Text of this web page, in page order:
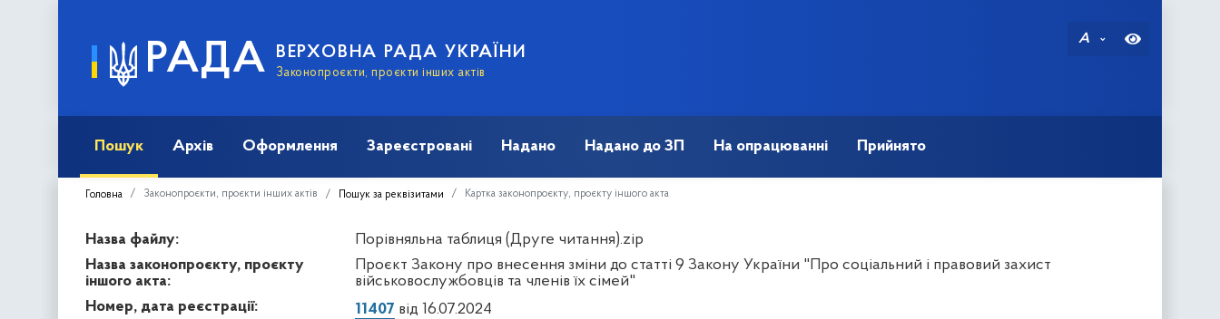
РАДА ВЕРХОВНА РАДА УКРАЇНИ
Законопроєкти, проєкти інших актів
A
Пошук Архів Оформлення Зареєстровані Надано Надано до ЗП На опрацюванні Прийнято
Головна Законопроєкти, проєкти інших актів Пошук за реквізитами Картка законопроєкту, проєкту іншого акта
Назва файлу:
Порівняльна таблиця (Друге читання).zip
Назва законопроєкту, проєкту
іншого акта:
Проєкт Закону про внесення зміни до статті 9 Закону України "Про соціальний і правовий захист
військовослужбовців та членів їх сімей"
Номер, дата реєстрації:
11407 від 16.07.2024